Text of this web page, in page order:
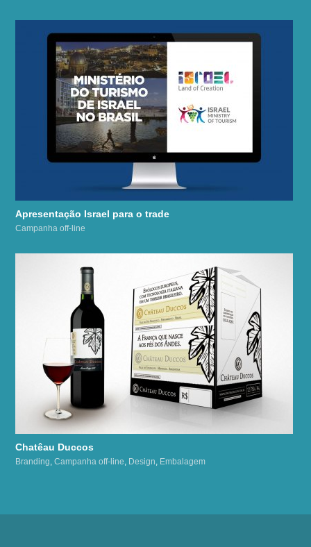
Apresentação Israel para o trade
Campanha off-line
Chatêau Duccos
Branding ,Campanha off-line Design Embalagem